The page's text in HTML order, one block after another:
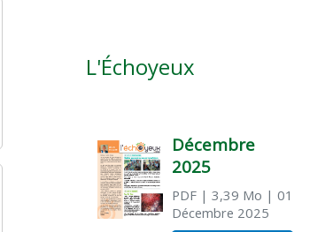
L'Échoyeux
Décembre
2025
PDF| 3,39 Mo | 01
Décembre 2025